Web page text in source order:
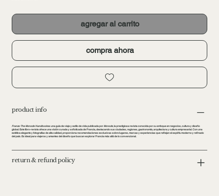
agregar al carrito
compra ahora
product info
France: The Monocle Handbookes una guía de viaje y estilo de vida publicada porMonocle , la prestigiosa revista conocida por su enfoque en negocios, cultura y diseño
global. Este libro-revista ofrece una visión curada y sofisticada de Francia, destacando sus ciudades, regiones, gastronomía, arquitectura y cultura empresarial. Con una
estética elegante y fotografías de alta calidad, proporciona recomendaciones exclusivas sobre lugares, marcas y experiencias que reflejan el espíritu moderno y refinado
del país. Es ideal para viajeros y amantes del diseño que buscan explorar Francia más allá de lo convencional.
return & refund policy